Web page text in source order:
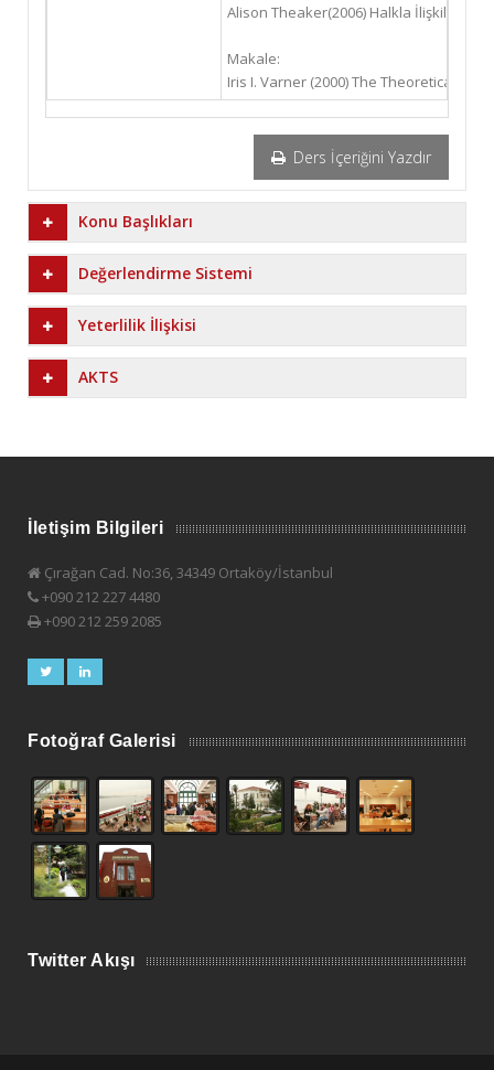
Alison Theaker(2006) Halkla İlişkilerin El
Makale:
Iris I. Varner (2000) The Theoretical
Ders İçeriğini Yazdır
Konu Başlıkları
Değerlendirme Sistemi
Yeterlilik İlişkisi
AKTS
İletişim Bilgileri
Çırağan Cad. No:36, 34349 Ortaköy/İstanbul
+090 212 227 4480
+090 212 259 2085
Fotoğraf Galerisi
Twitter Akışı